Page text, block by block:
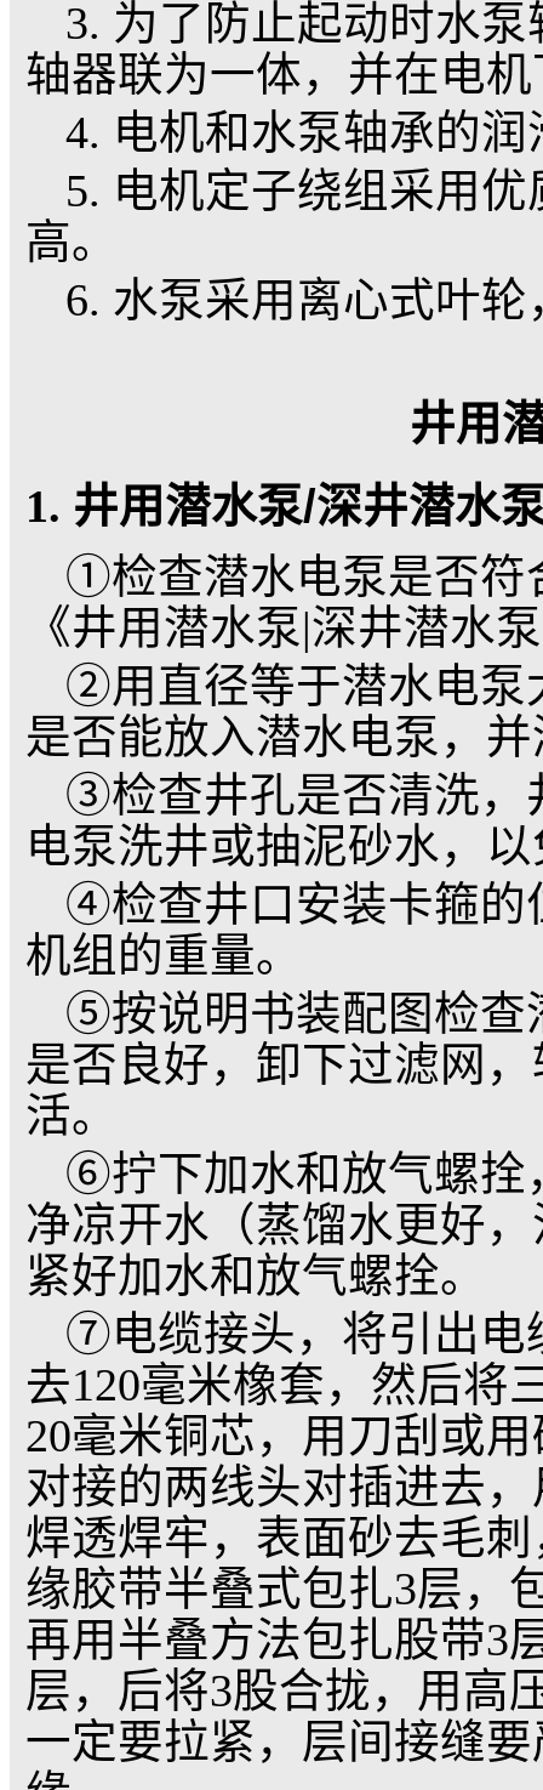
二、主要特点
满洁净清水，用于冷
压膜用于调整由于电
缩压差。
2. 为了防止井水中
伸处装有两个反向安
防砂结构。
3. 为了防止起动时
轴器联为一体，并在
4. 电机和水泵轴承
5. 电机定子绕组采
高。
6. 水泵采用离心式
井
1.井用潜水泵 /深井潜
①检查潜水电泵是否
《井用潜水泵|深井潜
②用直径等于潜水电
是否能放入潜水电泵
③检查井孔是否清洗
电泵洗井或抽泥砂水
④检查井口安装卡箍